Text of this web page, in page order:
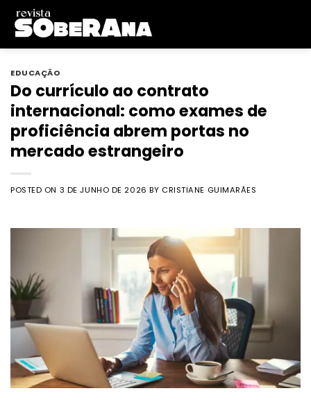
Skip
content
EDUCAÇÃO
Do currículo ao contrato
internacional: como exames de
proficiência abrem portas no
mercado estrangeiro
POSTED ON 3 DE JUNHO DE 2026 BY CRISTIANE GUIMARÃES